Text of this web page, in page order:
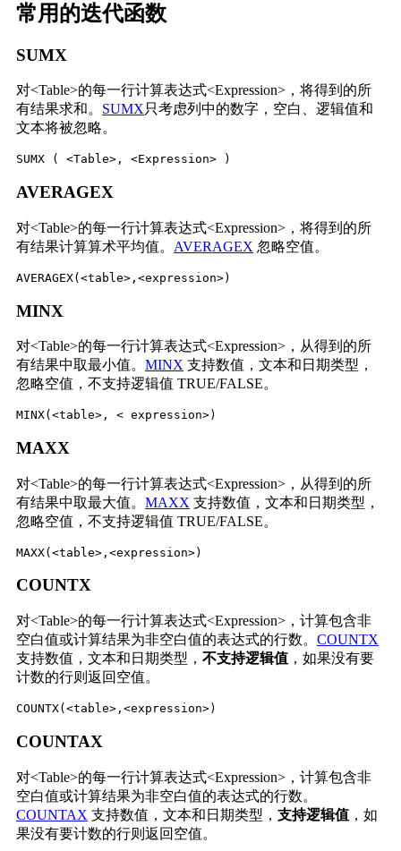
常用的迭代函数
SUMX
对<Table>的每一行计算表达式<Expression>，将得到的所
有结果求和。 SUMX只考虑列中的数字， 空白、逻辑值和
文本将被忽略。
SUMX ( <Table>, <Expression> )
AVERAGEX
对<Table>的每一行计算表达式<Expression>，将得到的所
有结果计算算术平均值。 AVERAGEX 忽略空值。
AVERAGEX(<table>,<expression>)
MINX
对<Table>的每一行计算表达式<Expression>，从得到的所
有结果中取最小值。 MINX 支持数值，文本和日期类型，
忽略空值，不支持逻辑值 TRUE/FALSE。
MINX(<table>, < expression>)
MAXX
对<Table>的每一行计算表达式<Expression>，从得到的所
有结果中取最大值。 MAXX 支持数值，文本和日期类型，
忽略空值，不支持逻辑值 TRUE/FALSE。
MAXX(<table>,<expression>)
COUNTX
对<Table>的每一行计算表达式<Expression>，计算包含非
空白值或计算结果为非空白值的表达式的行数。 COUNTX
支持数值，文本和日期类型， 不支持逻辑值 ，如果没有要
计数的行则返回空值。
COUNTX(<table>,<expression>)
COUNTAX
对<Table>的每一行计算表达式<Expression>，计算包含非
空白值或计算结果为非空白值的表达式的行数。
COUNTAX 支持数值，文本和日期类型， 支持逻辑值 ，如
果没有要计数的行则返回空值。